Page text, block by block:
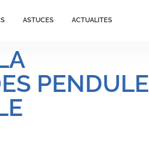
ASTUCES ACTUALITES